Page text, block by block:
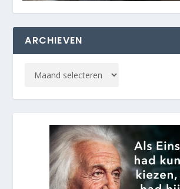
ARCHIEVEN